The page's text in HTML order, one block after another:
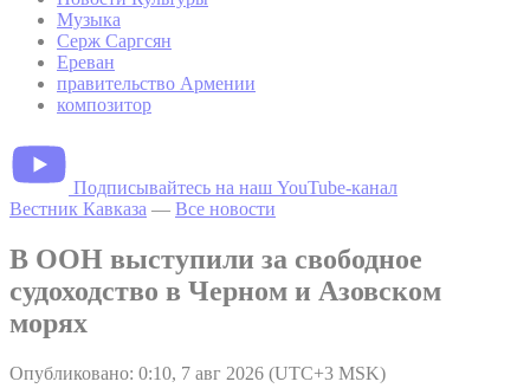
Музыка
Серж Саргсян
Ереван
правительство Армении
композитор
Подписывайтесь на наш YouTube-канал
Вестник Кавказа — Все новости
В ООН выступили за свободное
судоходство в Черном и Азовском
морях
Опубликовано: 0:10, 7 авг 2026 (UTC+3 MSK)